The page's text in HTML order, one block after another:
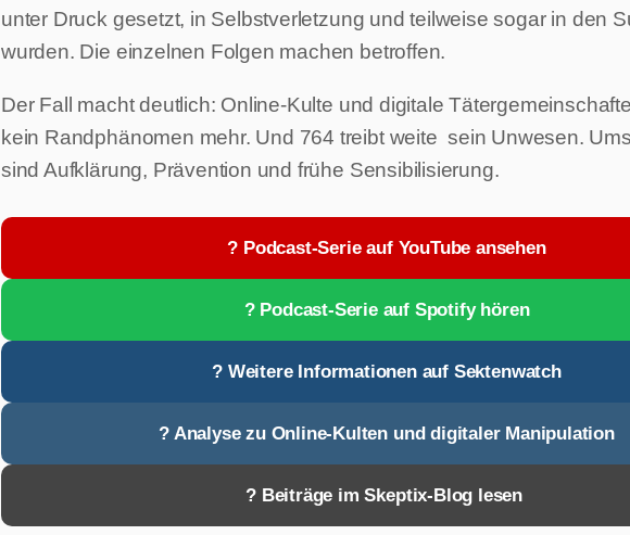
unter Druck gesetzt, in Selbstverletzung und teilweise sogar in den
wurden. Die einzelnen Folgen machen betroffen.
Der Fall macht deutlich: Online-Kulte und digitale
kein Randphänomen mehr. Und 764 treibt weite sein Unwesen.
sind Aufklärung, Prävention und frühe Sensibilisierung.
? Podcast-Serie auf YouTube ansehen
? Podcast-Serie auf Spotify hören
? Weitere Informationen auf Sektenwatch
? Analyse zu Online-Kulten und digitaler Manipulation
? Beiträge im Skeptix-Blog lesen